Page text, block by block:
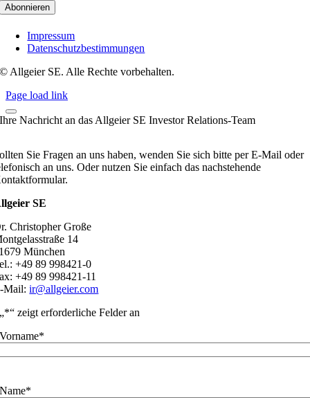
Impressum
Datenschutzbestimmungen
© Allgeier SE. Alle Rechte vorbehalten.
Page load link
Ihre Nachricht an das Allgeier SE Investor Relations-Team
Sie Fragen an uns haben, wenden Sie sich bitte per E-Mail oder
an uns. Oder nutzen Sie einfach das nachstehende
SE
Christopher Große
14
München
+49 89 998421-0
+49 89 998421-11
Mail:ir@allgeier.com
„*“ zeigt erforderliche Felder an
Vorname*
Name*